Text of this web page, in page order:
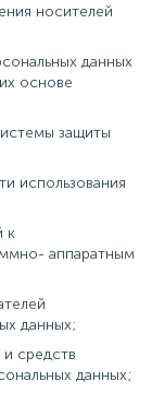
носителей
данных
основе
защиты
использования
к
аппаратным
данных;
и средств
данных;